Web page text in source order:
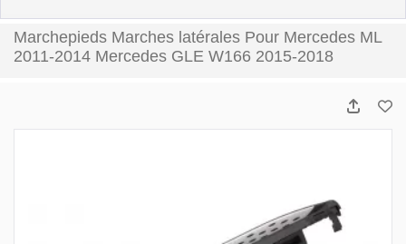
Marchepieds Marches latérales Pour Mercedes ML
2011-2014 Mercedes GLE W166 2015-2018